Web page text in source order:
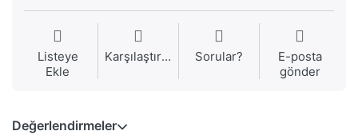
Listeye
Ekle
Karşılaştırma Sorular?
E-posta
gönder
Değerlendirmeler